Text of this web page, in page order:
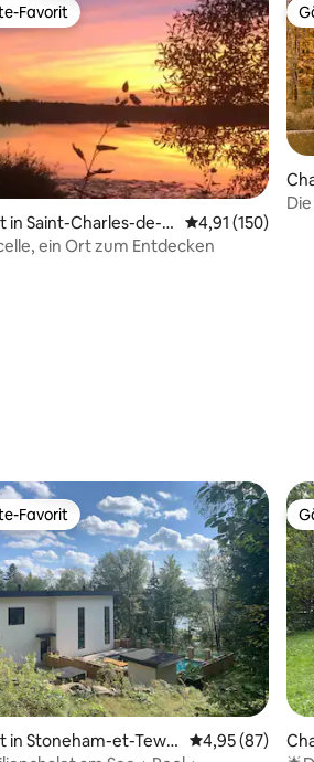
4,97 von 5, 39 Bewertungen
Favorit
Favorit
in Saint-Charles-de-B
4,91 (150)
ein Ort zum Entdecken
4,81 von 5, 31 Bewertungen
Favorit
Favorit
in Stoneham-et-Tewk
4,95 (87)